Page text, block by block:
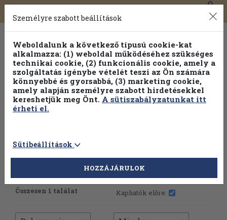
Toggle
navigation
0
Összesen 1 találat Kaphatók előre:
Személyre szabott beállítások
Weboldalunk a következő típusú cookie-kat
alkalmazza: (1) weboldal működéséhez szükséges
technikai cookie, (2) funkcionális cookie, amely a
szolgáltatás igénybe vételét teszi az Ön számára
könnyebbé és gyorsabbá, (3) marketing cookie,
amely alapján személyre szabott hirdetésekkel
kereshetjük meg Önt. A sütiszabályzatunkat itt
érheti el.
Sütibeállítások
HOZZÁJÁRULOK